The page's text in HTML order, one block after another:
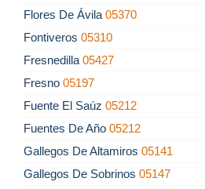
Flores De Ávila 05370
Fontiveros 05310
Fresnedilla 05427
Fresno 05197
Fuente El Saúz 05212
Fuentes De Año 05212
Gallegos De Altamiros 05141
Gallegos De Sobrinos 05147